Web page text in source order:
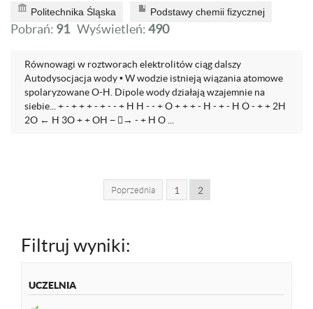
Politechnika Śląska Podstawy chemii fizycznej
Pobrań: 91 Wyświetleń:490
Równowagi w roztworach elektrolitów ciąg dalszy
Autodysocjacja wody • W wodzie istnieją wiązania atomowe
spolaryzowane O-H. Dipole wody działają wzajemnie na
siebie... + - + + + - + - - + H H - - + O + + + - H - + - H O - + + 2H
2O ← H 3O + + OH − → - + H O ...
Poprzednia 1 2
Filtruj wyniki:
UCZELNIA